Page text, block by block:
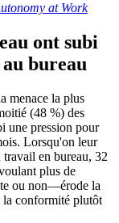
at Work
ont subi
bureau
menace la plus
(48 %) des
une pression pour
Lorsqu'on leur
en bureau, 32
plus de
ou non—érode la
la conformité plutôt